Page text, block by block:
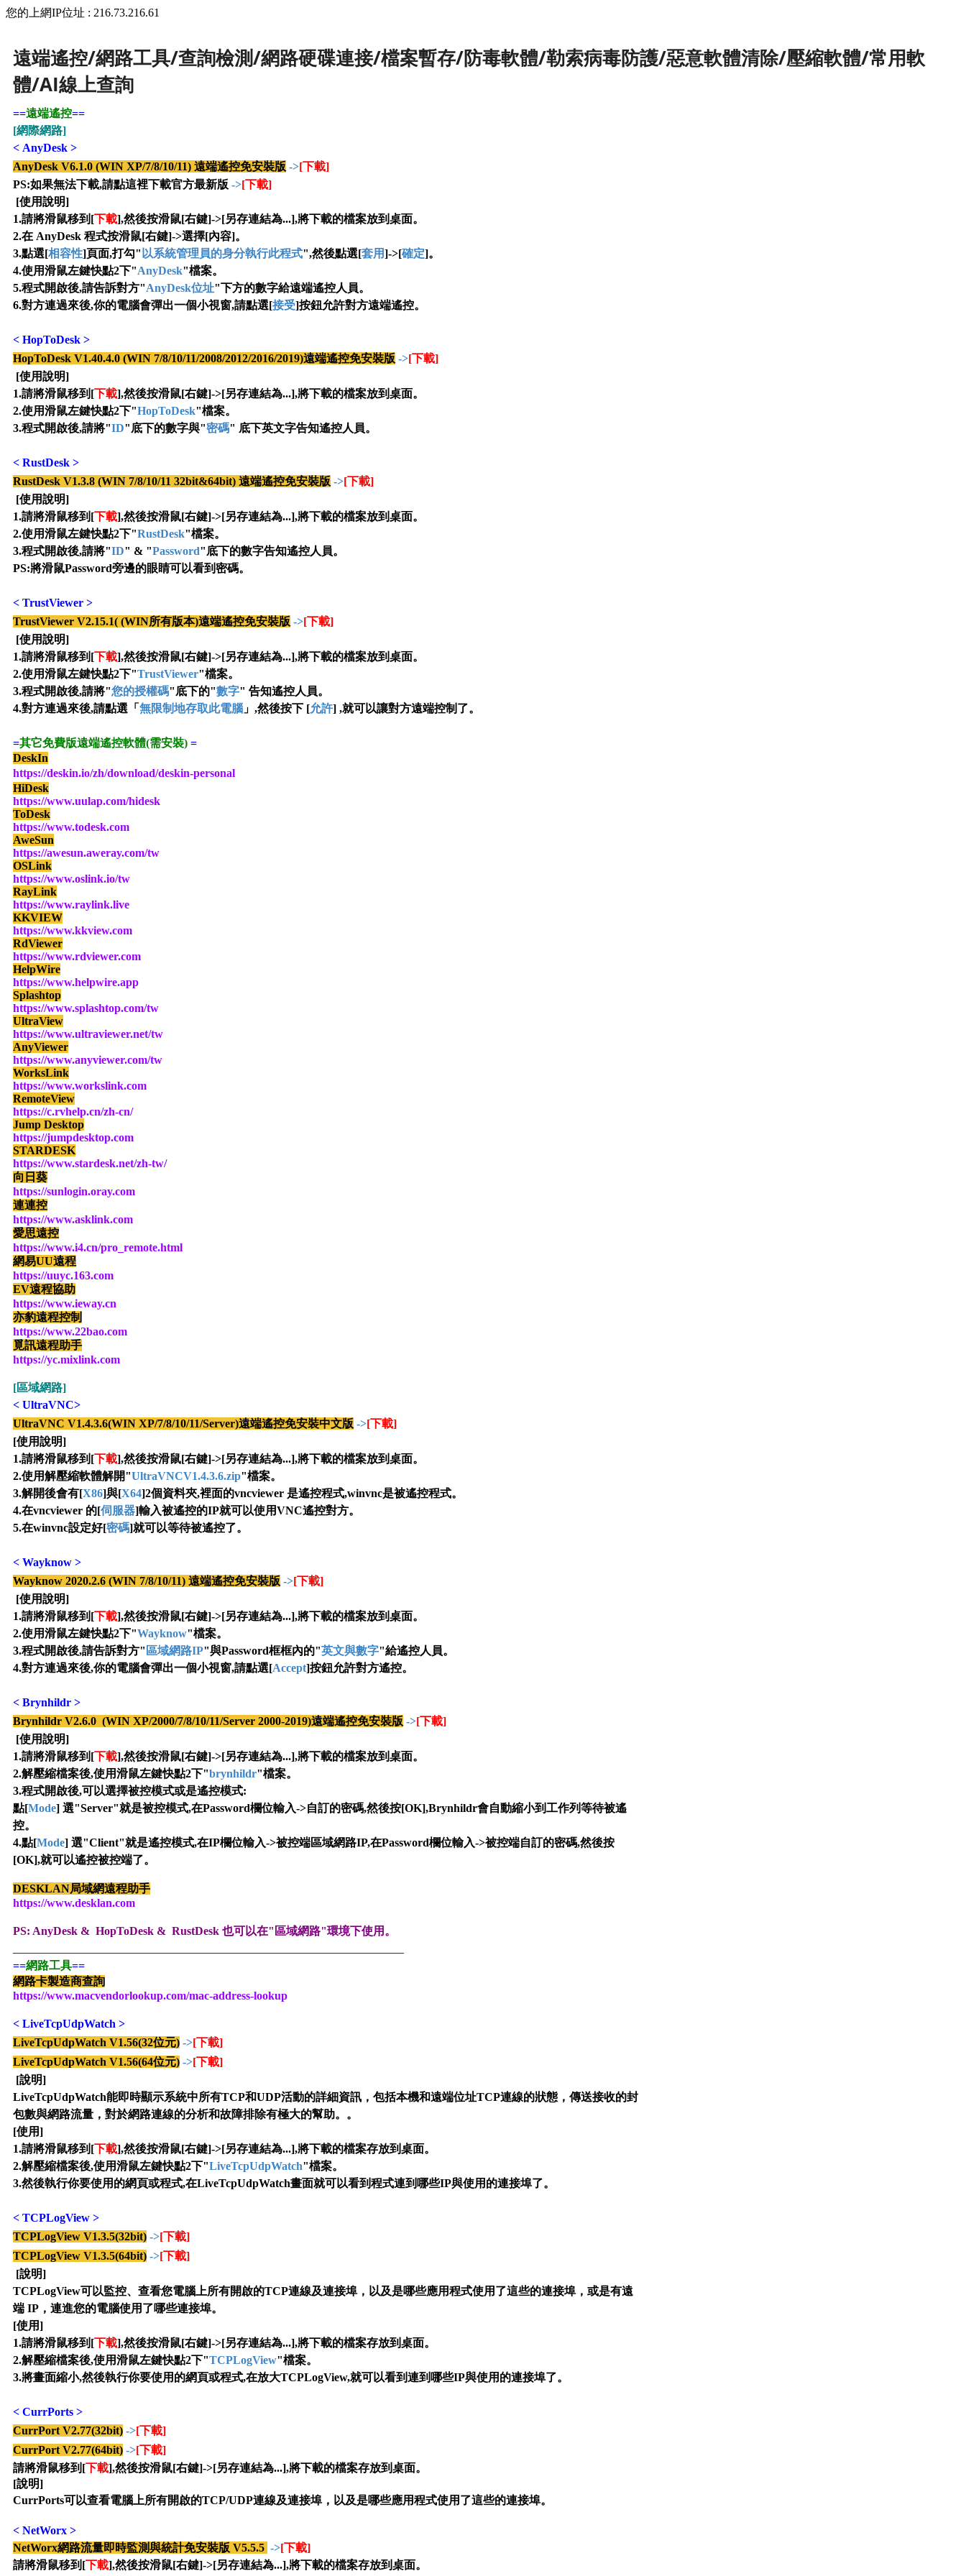
您的上網IP位址 : 216.73.216.61
遠端遙控/網路工具/查詢檢測/網路硬碟連接/檔案暫存/防毒軟體/勒索病毒防護/惡意軟體清除/壓縮軟體/常用軟
體/AI線上查詢
==遠端遙控==
[網際網路]
< AnyDesk >
AnyDesk V6.1.0 (WIN XP/7/8/10/11) 遠端遙控免安裝版 ->[下載]
PS:如果無法下載,請點這裡下載官方最新版 ->[下載]
[使用說明]
1.請將滑鼠移到[下載],然後按滑鼠[右鍵]->[另存連結為...],將下載的檔案放到桌面。
2.在 AnyDesk 程式按滑鼠[右鍵]->選擇[內容]。
3.點選[相容性]頁面,打勾" 以系統管理員的身分執行此程式",然後點選[套用]->[確定]。
4.使用滑鼠左鍵快點2下"AnyDesk"檔案。
5.程式開啟後,請告訴對方"AnyDesk位址"下方的數字給遠端遙控人員。
6.對方連過來後,你的電腦會彈出一個小視窗,請點選[接受]按鈕允許對方遠端遙控。
< HopToDesk >
HopToDesk V1.40.4.0 (WIN 7/8/10/11/2008/2012/2016/2019)遠端遙控免安裝版 ->[下載]
[使用說明]
1.請將滑鼠移到[下載],然後按滑鼠[右鍵]->[另存連結為...],將下載的檔案放到桌面。
2.使用滑鼠左鍵快點2下"HopToDesk"檔案。
3.程式開啟後,請將"ID"底下的數字與"密碼" 底下英文字告知遙控人員。
< RustDesk >
RustDesk V1.3.8 (WIN 7/8/10/11 32bit&64bit) 遠端遙控免安裝版 ->[下載]
[使用說明]
1.請將滑鼠移到[下載],然後按滑鼠[右鍵]->[另存連結為...],將下載的檔案放到桌面。
2.使用滑鼠左鍵快點2下"RustDesk"檔案。
3.程式開啟後,請將"ID" & "Password"底下的數字告知遙控人員。
PS:將滑鼠Password旁邊的眼睛可以看到密碼。
< TrustViewer >
TrustViewer V2.15.1( (WIN所有版本)遠端遙控免安裝版 ->[下載]
[使用說明]
1.請將滑鼠移到[下載],然後按滑鼠[右鍵]->[另存連結為...],將下載的檔案放到桌面。
2.使用滑鼠左鍵快點2下"TrustViewer"檔案。
3.程式開啟後,請將"您的授權碼"底下的"數字" 告知遙控人員。
4.對方連過來後,請點選「 無限制地存取此電腦 」,然後按下 [允許] ,就可以讓對方遠端控制了。
=其它免費版遠端遙控軟體(需安裝) =
DeskIn
https://deskin.io/zh/download/deskin-personal
HiDesk
https://www.uulap.com/hidesk
ToDesk
https://www.todesk.com
AweSun
https://awesun.aweray.com/tw
OSLink
https://www.oslink.io/tw
RayLink
https://www.raylink.live
KKVIEW
https://www.kkview.com
RdViewer
https://www.rdviewer.com
HelpWire
https://www.helpwire.app
Splashtop
https://www.splashtop.com/tw
UltraView
https://www.ultraviewer.net/tw
AnyViewer
https://www.anyviewer.com/tw
WorksLink
https://www.workslink.com
RemoteView
https://c.rvhelp.cn/zh-cn/
Jump Desktop
https://jumpdesktop.com
STARDESK
https://www.stardesk.net/zh-tw/
向日葵
https://sunlogin.oray.com
連連控
https://www.asklink.com
愛思遠控
https://www.i4.cn/pro_remote.html
網易UU遠程
https://uuyc.163.com
EV遠程協助
https://www.ieway.cn
亦豹遠程控制
https://www.22bao.com
覓訊遠程助手
https://yc.mixlink.com
[區域網路]
< UltraVNC>
UltraVNC V1.4.3.6(WIN XP/7/8/10/11/Server)遠端遙控免安裝中文版 ->[下載]
[使用說明]
1.請將滑鼠移到[下載],然後按滑鼠[右鍵]->[另存連結為...],將下載的檔案放到桌面。
2.使用解壓縮軟體解開"UltraVNCV1.4.3.6.zip"檔案。
3.解開後會有[X86]與[X64]2個資料夾,裡面的vncviewer 是遙控程式,winvnc是被遙控程式。
4.在vncviewer 的[伺服器]輸入被遙控的IP就可以使用VNC遙控對方。
5.在winvnc設定好[密碼]就可以等待被遙控了。
< Wayknow >
Wayknow 2020.2.6 (WIN 7/8/10/11) 遠端遙控免安裝版 ->[下載]
[使用說明]
1.請將滑鼠移到[下載],然後按滑鼠[右鍵]->[另存連結為...],將下載的檔案放到桌面。
2.使用滑鼠左鍵快點2下"Wayknow"檔案。
3.程式開啟後,請告訴對方" 區域網路IP"與Password框框內的"英文與數字"給遙控人員。
4.對方連過來後,你的電腦會彈出一個小視窗,請點選[Accept]按鈕允許對方遙控。
< Brynhildr >
Brynhildr V2.6.0 (WIN XP/2000/7/8/10/11/Server 2000-2019)遠端遙控免安裝版 ->[下載]
[使用說明]
1.請將滑鼠移到[下載],然後按滑鼠[右鍵]->[另存連結為...],將下載的檔案放到桌面。
2.解壓縮檔案後,使用滑鼠左鍵快點2下"brynhildr"檔案。
3.程式開啟後,可以選擇被控模式或是遙控模式:
點[Mode] 選"Server"就是被控模式,在Password欄位輸入->自訂的密碼,然後按[OK],Brynhildr會自動縮小到工作列等待被遙
控。
4.點[Mode] 選"Client"就是遙控模式,在IP欄位輸入->被控端區域網路IP,在Password欄位輸入->被控端自訂的密碼,然後按
[OK],就可以遙控被控端了。
DESKLAN局域網遠程助手
https://www.desklan.com
PS: AnyDesk & HopToDesk & RustDesk 也可以在"區域網路"環境下使用 。
==網路工具==
網路卡製造商查詢
https://www.macvendorlookup.com/mac-address-lookup
< LiveTcpUdpWatch >
LiveTcpUdpWatch V1.56(32位元) ->[下載]
LiveTcpUdpWatch V1.56(64位元) ->[下載]
[說明]
LiveTcpUdpWatch能即時顯示系統中所有TCP和UDP活動的詳細資訊，包括本機和遠端位址TCP連線的狀態，傳送接收的封
包數與網路流量，對於網路連線的分析和故障排除有極大的幫助。。
[使用]
1.請將滑鼠移到[下載],然後按滑鼠[右鍵]->[另存連結為...],將下載的檔案存放到桌面。
2.解壓縮檔案後,使用滑鼠左鍵快點2下"LiveTcpUdpWatch"檔案。
3.然後執行你要使用的網頁或程式,在LiveTcpUdpWatch畫面就可以看到程式連到哪些IP與使用的連接埠了。
< TCPLogView >
TCPLogView V1.3.5(32bit) ->[下載]
TCPLogView V1.3.5(64bit) ->[下載]
[說明]
TCPLogView可以監控、查看您電腦上所有開啟的TCP連線及連接埠，以及是哪些應用程式使用了這些的連接埠，或是有遠
端 IP，連進您的電腦使用了哪些連接埠。
[使用]
1.請將滑鼠移到[下載],然後按滑鼠[右鍵]->[另存連結為...],將下載的檔案存放到桌面。
2.解壓縮檔案後,使用滑鼠左鍵快點2下"TCPLogView"檔案。
3.將畫面縮小,然後執行你要使用的網頁或程式,在放大TCPLogView,就可以看到連到哪些IP與使用的連接埠了。
< CurrPorts >
CurrPort V2.77(32bit) ->[下載]
CurrPort V2.77(64bit) ->[下載]
請將滑鼠移到[下載],然後按滑鼠[右鍵]->[另存連結為...],將下載的檔案存放到桌面。
[說明]
CurrPorts可以查看電腦上所有開啟的TCP/UDP連線及連接埠，以及是哪些應用程式使用了這些的連接埠。
< NetWorx >
NetWorx網路流量即時監測與統計免安裝版 V5.5.5 ->[下載]
請將滑鼠移到[下載],然後按滑鼠[右鍵]->[另存連結為...],將下載的檔案存放到桌面。